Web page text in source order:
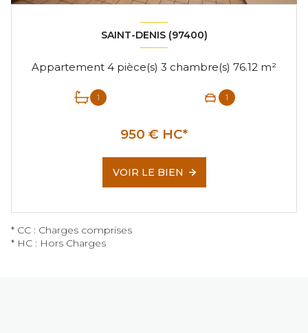
SAINT-DENIS (97400)
Appartement 4 pièce(s) 3 chambre(s) 76.12 m²
1 1
950 € HC*
VOIR LE BIEN
* CC : Charges comprises
* HC : Hors Charges